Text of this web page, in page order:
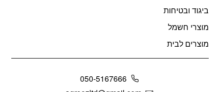
ביגוד ובטיחות
מוצרי חשמל
מוצרים לבית
050-5167666